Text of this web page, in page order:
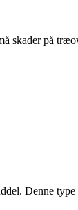
skader på
Denne